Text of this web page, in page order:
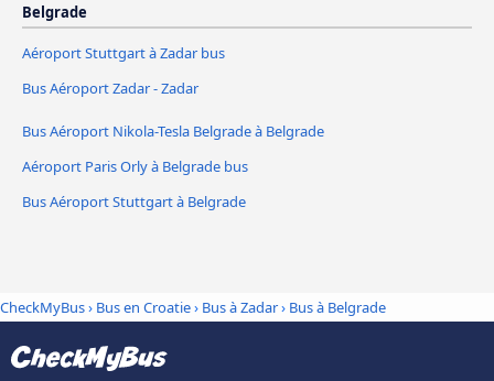
Belgrade
Aéroport Stuttgart à Zadar bus
Bus Aéroport Zadar - Zadar
Bus Aéroport Nikola-Tesla Belgrade à Belgrade
Aéroport Paris Orly à Belgrade bus
Bus Aéroport Stuttgart à Belgrade
CheckMyBus› Bus en Croatie› Bus à Zadar› Bus à Belgrade